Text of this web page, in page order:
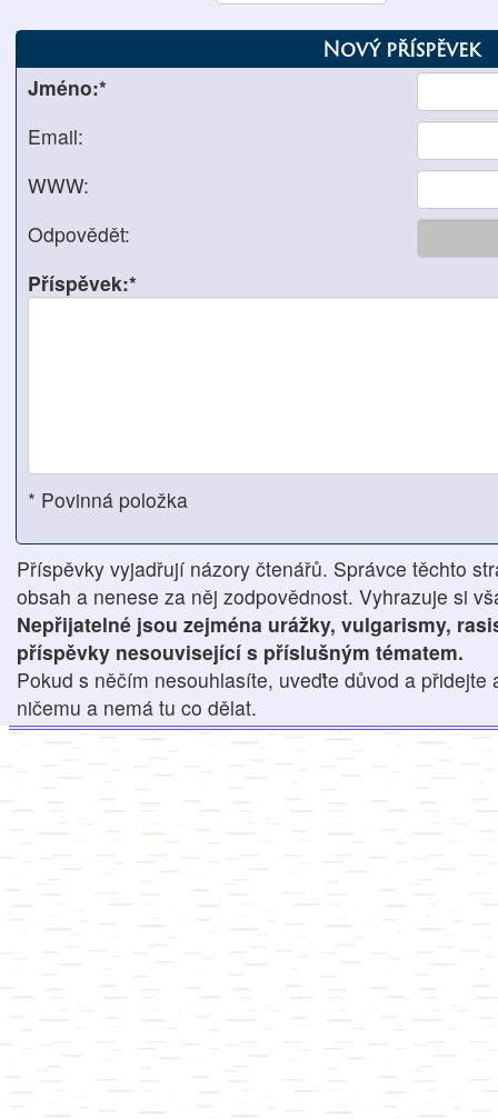
Nový příspěvek
Jméno:*
Email:
WWW:
Odpovědět:
Příspěvek:*
* Povinná položka
Příspěvky vyjadřují názory čtenářů. Správce těchto
obsah a nenese za něj zodpovědnost. Vyhrazuje si
Nepřijatelné jsou zejména urážky, vulgarismy,
příspěvky nesouvisející s příslušným tématem.
Pokud s něčím nesouhlasíte, uveďte důvod a přidejte
ničemu a nemá tu co dělat.